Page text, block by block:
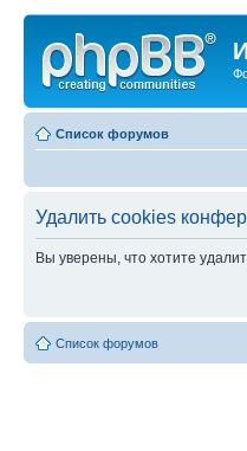
Список форумов
Удалить cookies
Вы уверены, что хотите
Список форумов